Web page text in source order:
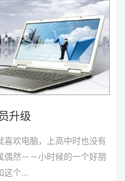
升级
欢电脑，上高中时也没有
然－－小时候的一个好朋
这个...